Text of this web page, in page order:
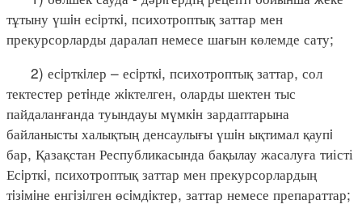
тұтыну үшiн есiрткi, психотроптық заттар мен
прекурсорларды даралап немесе шағын көлемде сату;
2) есiрткiлер – есiрткi, психотроптық заттар, сол
тектестер ретiнде жiктелген, оларды шектен тыс
пайдаланғанда туындауы мүмкiн зардаптарына
байланысты халықтың денсаулығы үшiн ықтимал қаупi
бар, Қазақстан Республикасында бақылау жасалуға тиісті
Есiрткi, психотроптық заттар мен прекурсорлардың
тiзiмiне енгiзiлген өсiмдiктер, заттар немесе препараттар;